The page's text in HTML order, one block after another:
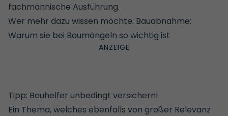
fachmännische Ausführung.
Wer mehr dazu wissen möchte: Bauabnahme:
Warum sie bei Baumängeln so wichtig ist
Tipp: Bauhelfer unbedingt versichern!
Ein Thema, welches ebenfalls von großer Relevanz